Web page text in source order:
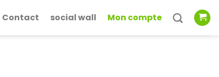
Contact social wall Mon compte